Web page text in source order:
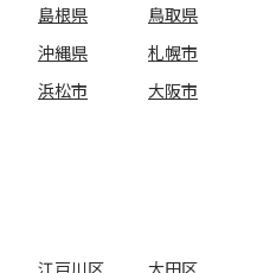
島根県 鳥取県
沖縄県 札幌市
浜松市 大阪市
江戸川区 大田区